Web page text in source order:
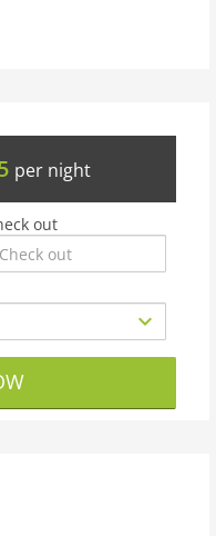
per night
out